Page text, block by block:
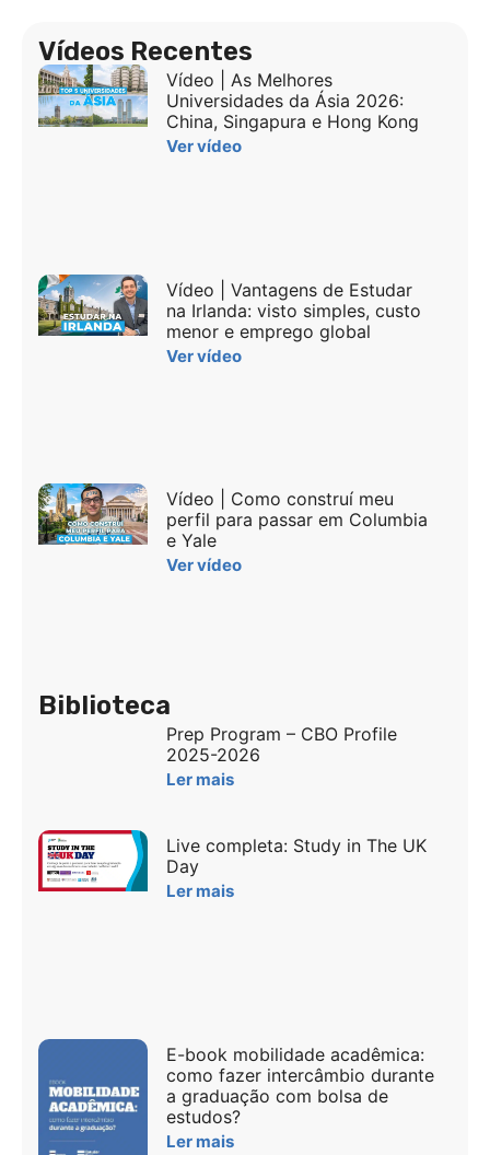
Vídeos Recentes
Vídeo | As Melhores
Universidades da Ásia 2026:
China, Singapura e Hong Kong
Ver vídeo
Vídeo | Vantagens de Estudar
na Irlanda: visto simples, custo
menor e emprego global
Ver vídeo
Vídeo | Como construí meu
perfil para passar em Columbia
e Yale
Ver vídeo
Biblioteca
Prep Program – CBO Profile
2025-2026
Ler mais
Live completa: Study in The UK
Day
Ler mais
E-book mobilidade acadêmica:
como fazer intercâmbio durante
a graduação com bolsa de
estudos?
Ler mais